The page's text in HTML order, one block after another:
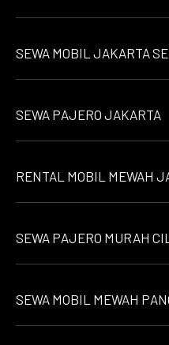
SEWA MOBIL JAKARTA
SEWA PAJERO JAKARTA
RENTAL MOBIL MEWAH
SEWA PAJERO MURAH
SEWA MOBIL MEWAH